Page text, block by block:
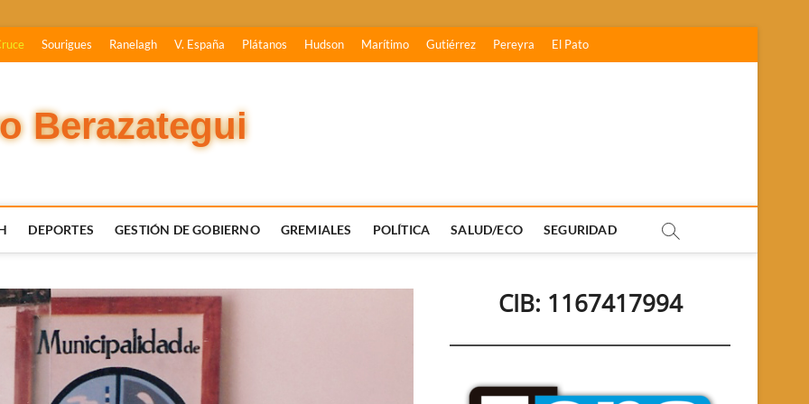
Sourigues Ranelagh V. España Plátanos Hudson Marítimo Gutiérrez Pereyra El Pato
Berazategui
DEPORTES GESTIÓN DE GOBIERNO GREMIALES POLÍTICA SALUD/ECO SEGURIDAD
CIB: 1167417994